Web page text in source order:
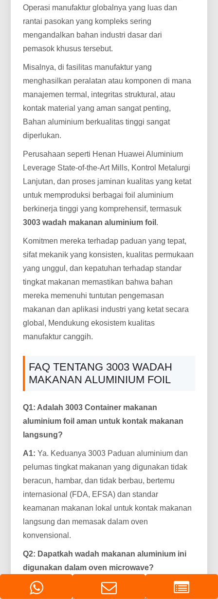
Operasi manufaktur globalnya yang luas dan
rantai pasokan yang kompleks sering
mengandalkan bahan industri dasar dari
pemasok khusus tersebut.
Misalnya, di fasilitas manufaktur yang
menghasilkan peralatan atau komponen di mana
manajemen termal, integritas struktural, atau
kontak material yang aman sangat penting,
Bahan aluminium berkualitas tinggi sangat
diperlukan.
Perusahaan seperti Henan Huawei Aluminium
Leverage State-of-the-Art Mills, Kontrol Metalurgi
Lanjutan, dan proses jaminan kualitas yang ketat
untuk memproduksi berbagai foil aluminium
berkinerja tinggi yang komprehensif, termasuk
3003 wadah makanan aluminium foil .
Komitmen mereka terhadap paduan yang tepat,
sifat mekanik yang konsisten, kualitas permukaan
yang unggul, dan kepatuhan terhadap standar
tingkat makanan memastikan bahwa bahan
mereka memenuhi tuntutan pengemasan
makanan dan aplikasi industri yang ketat secara
global, Mendukung ekosistem kualitas
manufaktur canggih.
FAQ TENTANG 3003 WADAH
MAKANAN ALUMINIUM FOIL
Q1: Adalah 3003 Container makanan
aluminium foil aman untuk kontak makanan
langsung?
A1: Ya. Keduanya 3003 Paduan aluminium dan
pelumas tingkat makanan yang digunakan tidak
beracun, hambar, dan tidak berbau, bertemu
internasional (FDA, EFSA) dan standar
keamanan makanan lokal untuk kontak makanan
langsung dan memasak dalam oven
konvensional.
Q2: Dapatkah wadah makanan aluminium ini
digunakan dalam oven microwave?
A2:Ya, umumnya. Wadah foil aluminium modern